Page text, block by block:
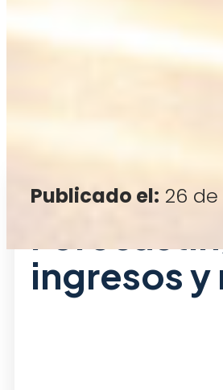
Publicado el: 26
ingresos